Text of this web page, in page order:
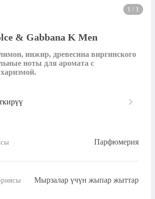
1 / 1
& Gabbana K Men
инжир, древесина виргинского
ноты для аромата с
Парфюмерия
Мырзалар үчүн жыпар жыттар